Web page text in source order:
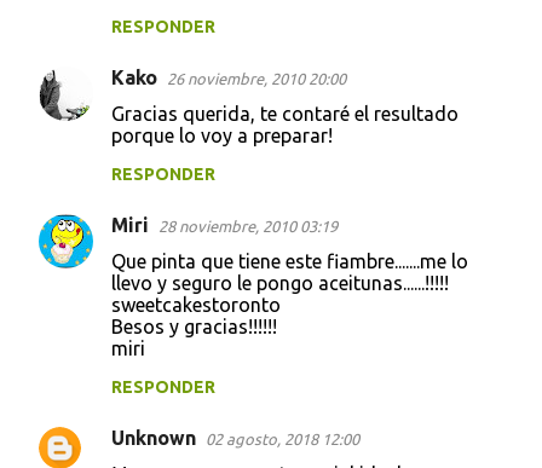
RESPONDER
Kako 26 noviembre, 2010 20:00
Gracias querida, te contaré el resultado
porque lo voy a preparar!
RESPONDER
Miri 28 noviembre, 2010 03:19
Que pinta que tiene este fiambre.......me lo
llevo y seguro le pongo aceitunas......!!!!!
sweetcakestoronto
Besos y gracias!!!!!!
miri
RESPONDER
Unknown 02 agosto, 2018 12:00